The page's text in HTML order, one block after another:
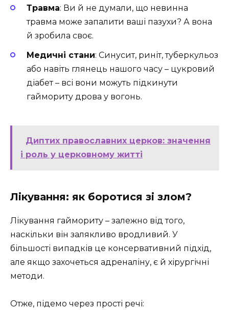
Травма: Ви й не думали, що невинна
травма може запалити ваші пазухи? А вона
й зробила своє.
Медичні стани: Синусит, риніт, туберкульоз
або навіть глянець нашого часу – цукровий
діабет – всі вони можуть підкинути
гаймориту дрова у вогонь.
Диптих православних церков: значення
і роль у церковному житті
Лікування: як боротися зі злом?
Лікування гаймориту – залежно від того,
наскільки він залякливо вродливий. У
більшості випадків це консервативний підхід,
але якщо захочеться адреналіну, є й хірургічні
методи.
Отже, підемо через прості речі: